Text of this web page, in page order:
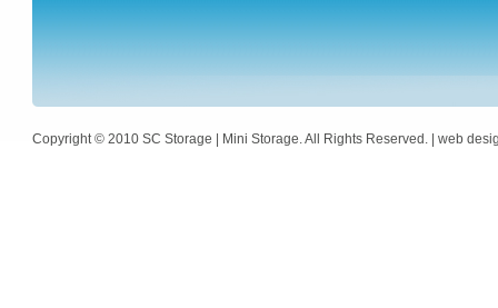
Copyright © 2010 SC Storage | Mini Storage. All Rights Reserved. | web